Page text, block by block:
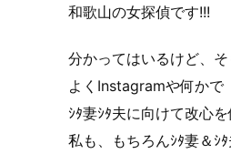
和歌山の女探偵です!!!
分かってはいるけど、そ
よくInstagramや何かで
ｼﾀ妻ｼﾀ夫に向けて改心
私も、もちろんｼﾀ妻＆ｼ